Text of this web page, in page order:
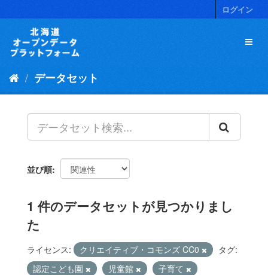
キ
ログイン
データセット
並び順
1 件のデータセットが見つかりまし
た
ライセンス: クリエイティブ・コモンズ CC0
タグ:
認定こども園
児童館
子育て